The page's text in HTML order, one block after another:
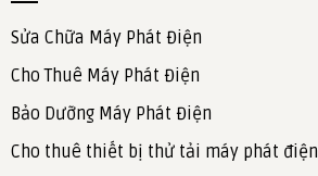
Sửa Chữa Máy Phát Điện
Cho Thuê Máy Phát Điện
Bảo Dưỡng Máy Phát Điện
Cho thuê thiết bị thử tải máy phát điện